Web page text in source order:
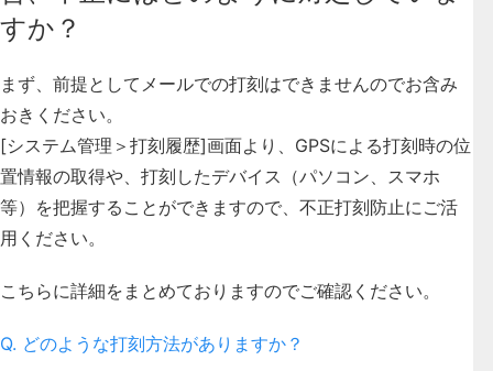
すか？
まず、前提としてメールでの打刻はできませんのでお含み
おきください。
[システム管理＞打刻履歴]画面より、GPSによる打刻時の位
置情報の取得や、打刻したデバイス（パソコン、スマホ
等）を把握することができますので、不正打刻防止にご活
用ください。
こちらに詳細をまとめておりますのでご確認ください。
Q. どのような打刻方法がありますか？